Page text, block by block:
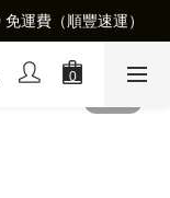
運費（順豐速運）